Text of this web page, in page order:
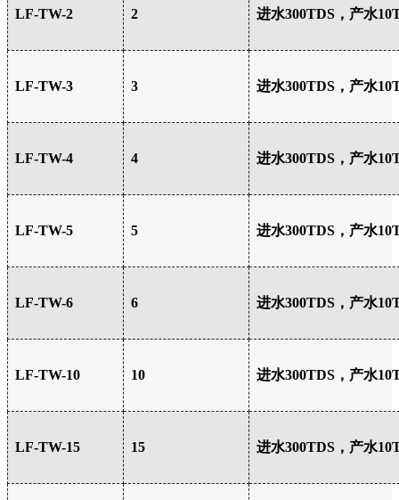
LF-TW-2 2 进水300TDS，产水
LF-TW-3 3 进水300TDS，产水
LF-TW-4 4 进水300TDS，产水
LF-TW-5 5 进水300TDS，产水
LF-TW-6 6 进水300TDS，产水
LF-TW-10 10 进水300TDS，产水
LF-TW-15 15 进水300TDS，产水